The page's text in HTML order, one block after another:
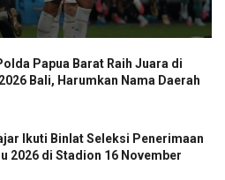
Papua Barat Raih Juara di
Bali, Harumkan Nama Daerah
Ikuti Binlat Seleksi Penerimaan
2026 di Stadion 16 November